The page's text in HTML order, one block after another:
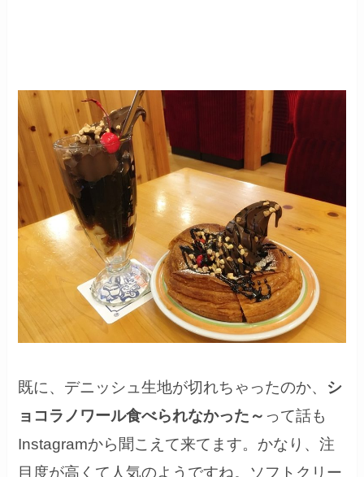
既に、デニッシュ生地が切れちゃったのか、 シ
ョコラノワール食べられなかった～ って話も
Instagramから聞こえて来てます。かなり、注
目度が高くて人気のようですね。ソフトクリー